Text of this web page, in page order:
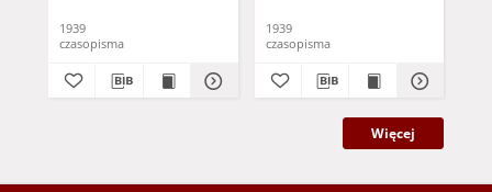
1939
czasopisma
1939
czasopisma
Więcej